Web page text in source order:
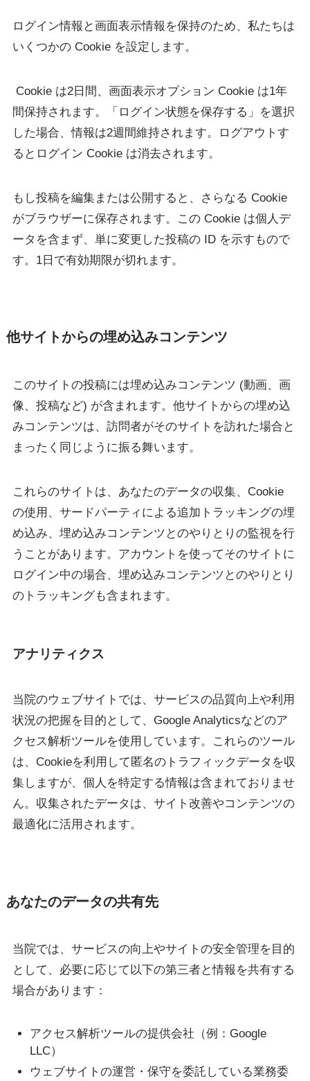
ログイン情報と画面表示情報を保持のため、私たちは
いくつかの Cookie を設定します。
Cookie は2日間、画面表示オプション Cookie は1年
間保持されます。「ログイン状態を保存する」を選択
した場合、情報は2週間維持されます。ログアウトす
るとログイン Cookie は消去されます。
もし投稿を編集または公開すると、さらなる Cookie
がブラウザーに保存されます。この Cookie は個人デ
ータを含まず、単に変更した投稿の ID を示すもので
す。1日で有効期限が切れます。
他サイトからの埋め込みコンテンツ
このサイトの投稿には埋め込みコンテンツ (動画、画
像、投稿など) が含まれます。他サイトからの埋め込
みコンテンツは、訪問者がそのサイトを訪れた場合と
まったく同じように振る舞います。
これらのサイトは、あなたのデータの収集、Cookie
の使用、サードパーティによる追加トラッキングの埋
め込み、埋め込みコンテンツとのやりとりの監視を行
うことがあります。アカウントを使ってそのサイトに
ログイン中の場合、埋め込みコンテンツとのやりとり
のトラッキングも含まれます。
アナリティクス
当院のウェブサイトでは、サービスの品質向上や利用
状況の把握を目的として、Google Analyticsなどのア
クセス解析ツールを使用しています。これらのツール
は、Cookieを利用して匿名のトラフィックデータを収
集しますが、個人を特定する情報は含まれておりませ
ん。収集されたデータは、サイト改善やコンテンツの
最適化に活用されます。
あなたのデータの共有先
当院では、サービスの向上やサイトの安全管理を目的
として、必要に応じて以下の第三者と情報を共有する
場合があります：
アクセス解析ツールの提供会社（例：Google
LLC）
ウェブサイトの運営・保守を委託している業務委